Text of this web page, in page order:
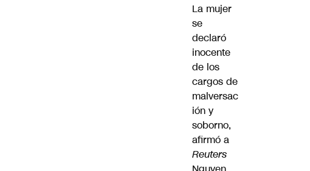
La mujer
se
declaró
inocente
de los
cargos de
malversac
ión y
soborno,
afirmó a
Reuters